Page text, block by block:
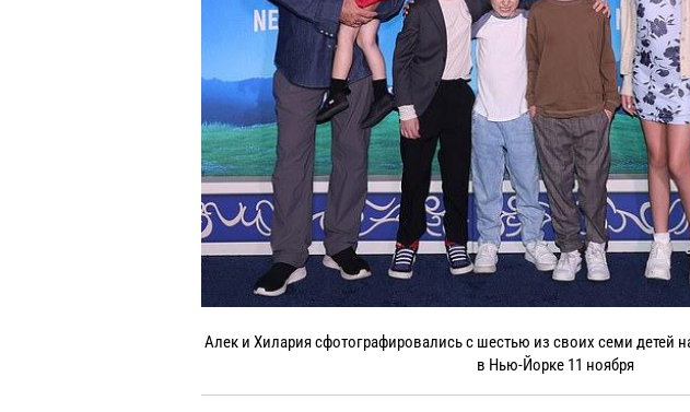
Алек и Хилария сфотографировались с шестью из своих семи детей
в Нью-Йорке 11 ноября